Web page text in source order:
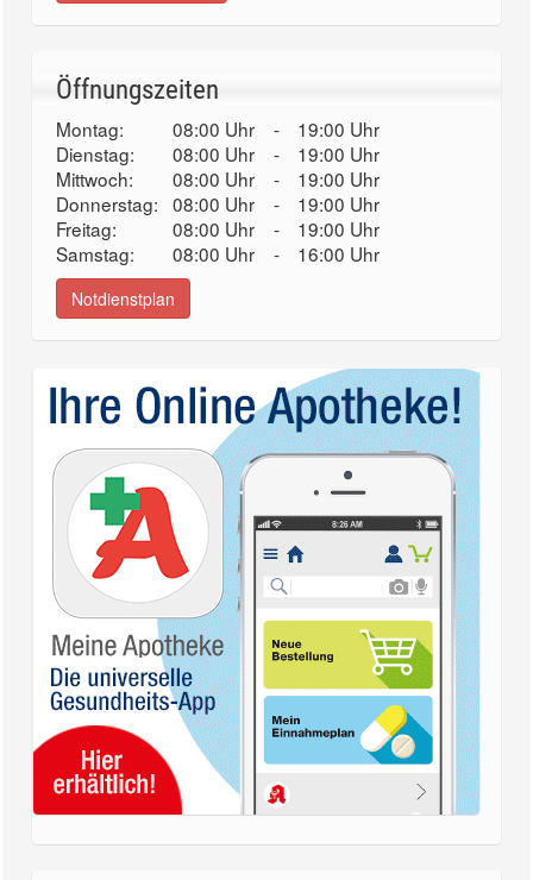
Öffnungszeiten
Montag: 08:00 Uhr -
19:00 Uhr
Dienstag:
08:00 Uhr -
19:00 Uhr
Mittwoch:
08:00 Uhr -
19:00 Uhr
Donnerstag: 08:00 Uhr -
19:00 Uhr
Freitag:
08:00 Uhr -
19:00 Uhr
Samstag:
08:00 Uhr - 16:00 Uhr
Notdienstplan